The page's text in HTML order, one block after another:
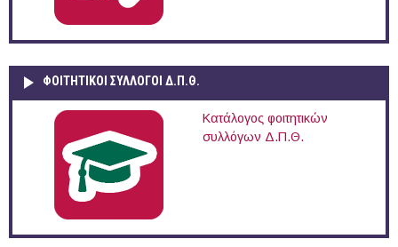
ΦΟΙΤΗΤΙΚΟΙ ΣΥΛΛΟΓΟΙ Δ.Π.Θ.
Κατάλογος φοιτητικών
συλλόγων Δ.Π.Θ.